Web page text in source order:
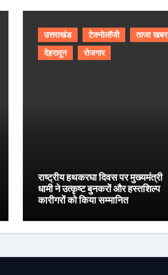
उत्तराखंड टेक्नोलॉजी
ताजा खबर
देहरादून
रोजगार
राष्ट्रीय हथकरघा दिवस पर मुख्यमंत्री
धामी ने उत्कृष्ट बुनकरों और हस्तशिल्प
कारीगरों को किया सम्मानित